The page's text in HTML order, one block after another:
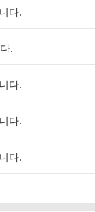
다.
.
다.
다.
다.